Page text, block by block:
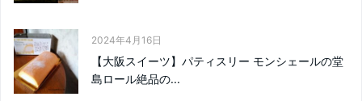
2024年4月16日
【大阪スイーツ】パティスリー モンシェールの堂
島ロール絶品の...